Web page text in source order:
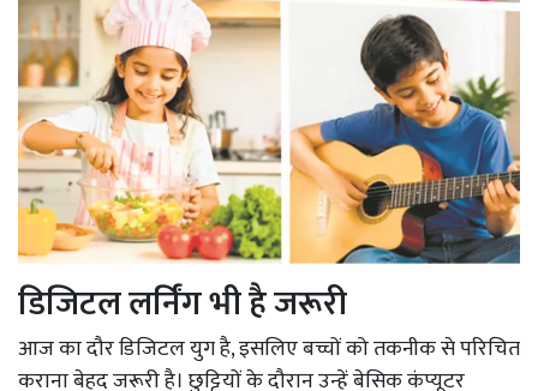
डिजिटल लर्निंग भी है जरूरी
आज का दौर डिजिटल युग है, इसलिए बच्चों को तकनीक से परिचित
कराना बेहद जरूरी है। छुट्टियों के दौरान उन्हें बेसिक कंप्यूटर